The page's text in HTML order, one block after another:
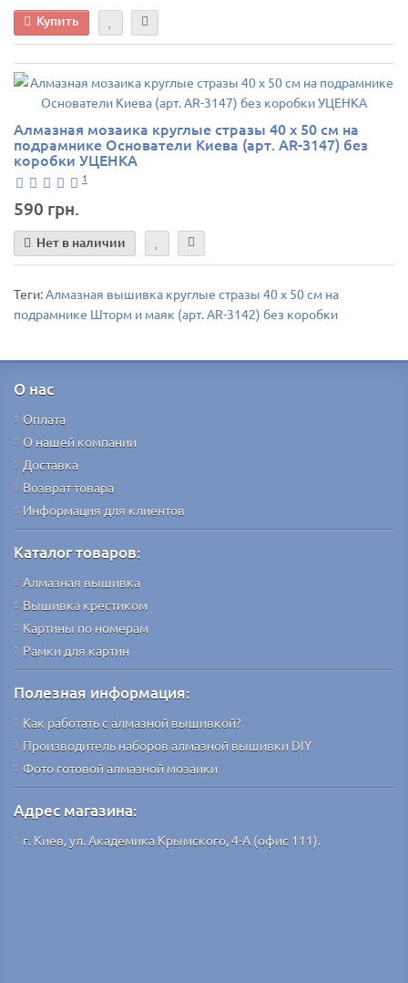
Купить
Алмазная мозаика круглые стразы 40 х 50 см на
подрамнике Основатели Киева (арт. AR-3147) без
коробки УЦЕНКА
1
590 грн.
Нет в наличии
Теги:Алмазная вышивка круглые стразы 40 х 50 см на
подрамнике Шторм и маяк (арт. AR-3142) без коробки
О нас
Оплата
О нашей компании
Доставка
Возврат товара
Информация для клиентов
Каталог товаров:
Алмазная вышивка
Вышивка крестиком
Картины по номерам
Рамки для картин
Полезная информация:
Как работать с алмазной вышивкой?
Производитель наборов алмазной вышивки DIY
Фото готовой алмазной мозаики
Адрес магазина:
г. Киев, ул. Академика Крымского, 4-А (офис 111).